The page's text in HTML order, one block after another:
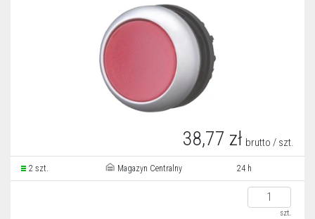
38,77 zł brutto / szt.
2 szt. Magazyn Centralny 24 h
szt.